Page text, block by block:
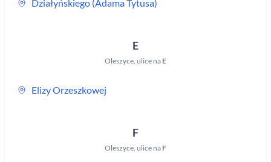
Działyńskiego (Adama Tytusa)
E
Oleszyce, ulice na E
Elizy Orzeszkowej
F
Oleszyce, ulice na F